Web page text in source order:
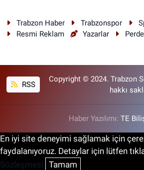
Trabzon Haber Trabzonspor
Resmi Reklam
Yazarlar
RSS
Copyright © 2024. Trabzon
hakkı
Haber Yazılımı: TE
En iyi site deneyimi sağlamak için
faydalanıyoruz. Detaylar için lütfen
Sözleşmesi Tamam